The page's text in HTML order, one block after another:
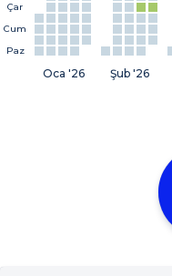
Çar
Cum
Paz
Oca '26 Şub '26